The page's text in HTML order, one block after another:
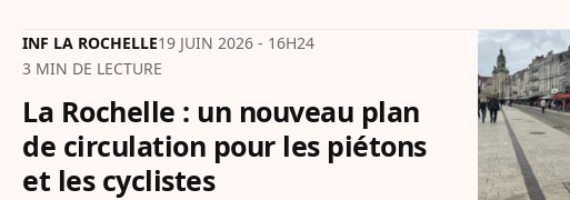
INF LA ROCHELLE19 JUIN 2026 - 16H24
3 MIN DE LECTURE
La Rochelle : un nouveau plan
de circulation pour les piétons
et les cyclistes